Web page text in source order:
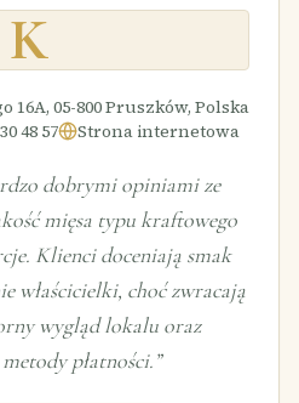
K
16A, 05-800 Pruszków, Polska
48 57 Strona internetowa
dobrymi opiniami ze
mięsa typu kraftowego
Klienci doceniają smak
właścicielki, choć zwracają
wygląd lokalu oraz
płatności.”